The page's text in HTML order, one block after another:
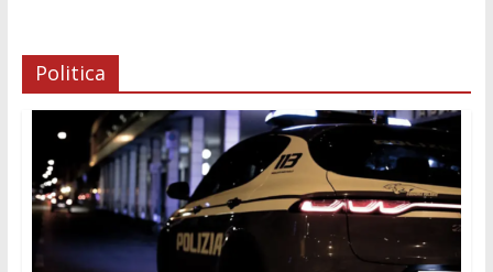
Politica